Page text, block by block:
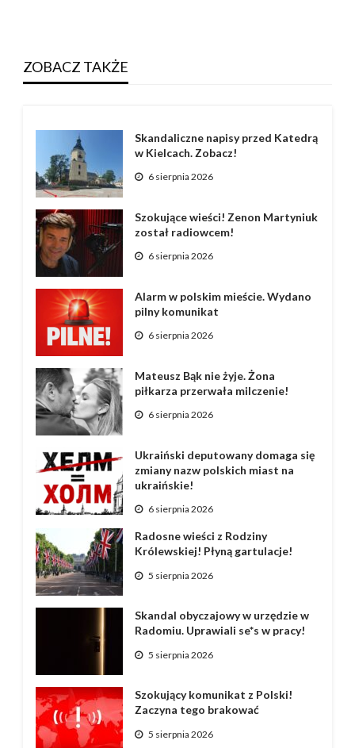
ZOBACZ TAKŻE
Skandaliczne napisy przed Katedrą
w Kielcach. Zobacz!
6 sierpnia 2026
Szokujące wieści! Zenon Martyniuk
został radiowcem!
6 sierpnia 2026
Alarm w polskim mieście. Wydano
pilny komunikat
6 sierpnia 2026
Mateusz Bąk nie żyje. Żona
piłkarza przerwała milczenie!
6 sierpnia 2026
Ukraiński deputowany domaga się
zmiany nazw polskich miast na
ukraińskie!
6 sierpnia 2026
Radosne wieści z Rodziny
Królewskiej! Płyną gartulacje!
5 sierpnia 2026
Skandal obyczajowy w urzędzie w
Radomiu. Uprawiali se*s w pracy!
5 sierpnia 2026
Szokujący komunikat z Polski!
Zaczyna tego brakować
5 sierpnia 2026